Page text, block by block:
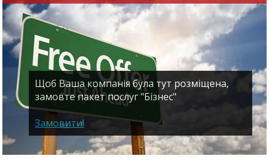
Щоб Ваша компанія була тут розміщена,
замовте пакет послуг "Бізнес"
Замовити!